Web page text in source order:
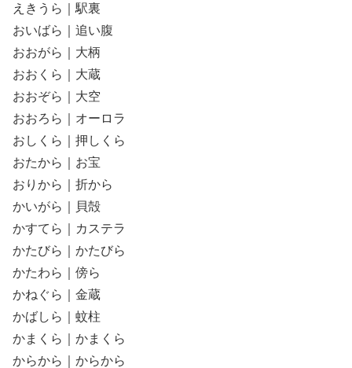
えきうら｜駅裏
おいばら｜追い腹
おおがら｜大柄
おおくら｜大蔵
おおぞら｜大空
おおろら｜オーロラ
おしくら｜押しくら
おたから｜お宝
おりから｜折から
かいがら｜貝殻
かすてら｜カステラ
かたびら｜かたびら
かたわら｜傍ら
かねぐら｜金蔵
かばしら｜蚊柱
かまくら｜かまくら
からから｜からから